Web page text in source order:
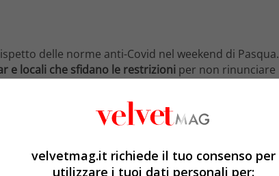
delle norme anti-Covid nel weekend di Pasqua.
e locali che sfidano le restrizioni per non rinunciare
che la ministra dell’Interno,
passa da oggi 30 marzo in zona arancione.
civile, Fabrizio Curcio, e il commissario
alle commissioni riunite Affari sociali di Camera e
velvetmag.it richiede il tuo consenso per
utilizzare i tuoi dati personali per: